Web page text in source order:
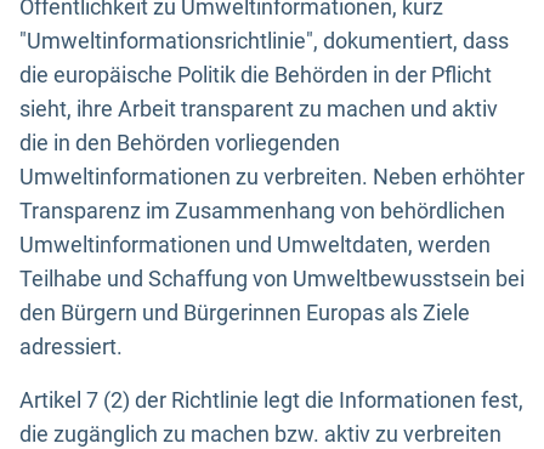
Öffentlichkeit zu Umweltinformationen, kurz
"Umweltinformationsrichtlinie", dokumentiert, dass
die europäische Politik die Behörden in der Pflicht
sieht, ihre Arbeit transparent zu machen und aktiv
die in den Behörden vorliegenden
Umweltinformationen zu verbreiten. Neben erhöhter
Transparenz im Zusammenhang von behördlichen
Umweltinformationen und Umweltdaten, werden
Teilhabe und Schaffung von Umweltbewusstsein bei
den Bürgern und Bürgerinnen Europas als Ziele
adressiert.
Artikel 7 (2) der Richtlinie legt die Informationen fest,
die zugänglich zu machen bzw. aktiv zu verbreiten